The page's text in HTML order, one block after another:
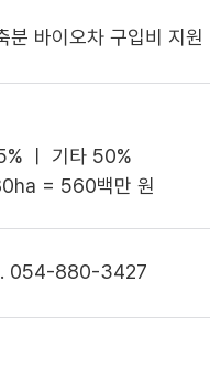
분 바이오차 구입비 지원
ㅣ 기타 50%
= 560백만 원
054-880-3427